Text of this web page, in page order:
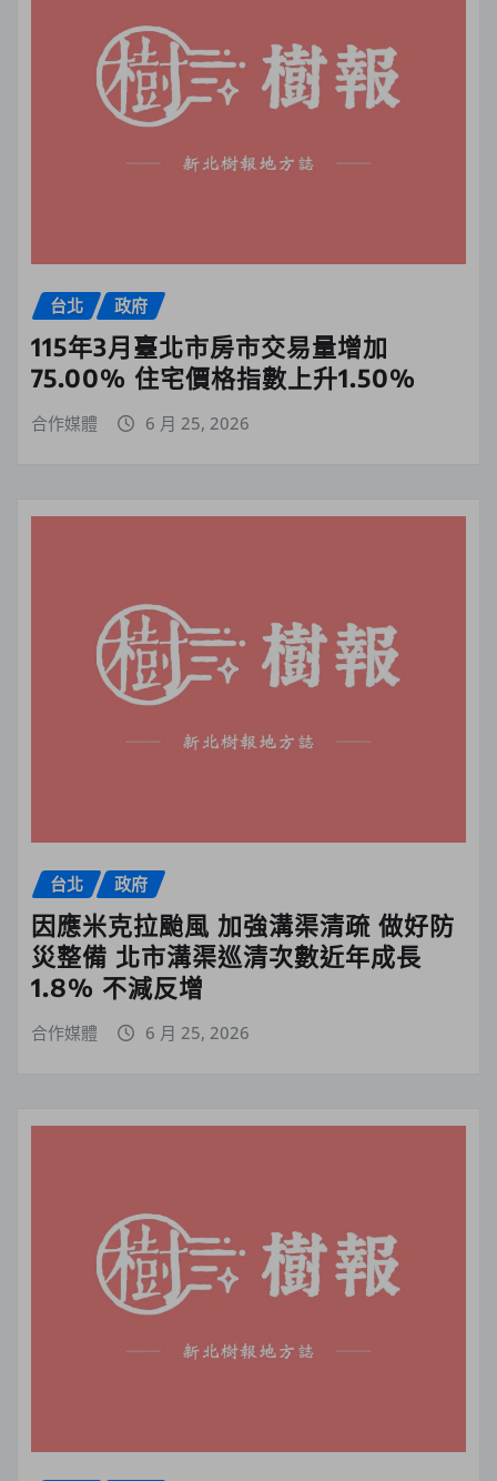
台北 政府
115年3月臺北市房市交易量增加
75.00% 住宅價格指數上升1.50%
合作媒體 6 月 25, 2026
台北 政府
因應米克拉颱風 加強溝渠清疏 做好防
災整備 北市溝渠巡清次數近年成長
1.8% 不減反增
合作媒體 6 月 25, 2026